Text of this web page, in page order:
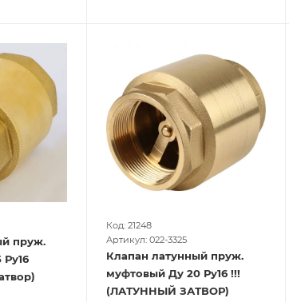
пруж.
Код: 21248
Артикул: 022-3325
Клапан латунный пруж.
муфтовый Ду 20 Ру16 !!!
(ЛАТУННЫЙ ЗАТВОР)